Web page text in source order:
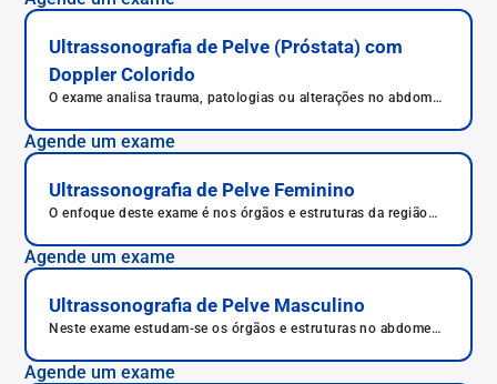
abdome. Entenda o que é ultrassonografia da parede
Ultrassonografia de Pelve (Próstata) com
Doppler Colorido
O exame analisa trauma, patologias ou alterações no abdome
Agende um exame
Ultrassonografia de Pelve Feminino
O enfoque deste exame é nos órgãos e estruturas da região
Agende um exame
Ultrassonografia de Pelve Masculino
Neste exame estudam-se os órgãos e estruturas no abdome
Agende um exame